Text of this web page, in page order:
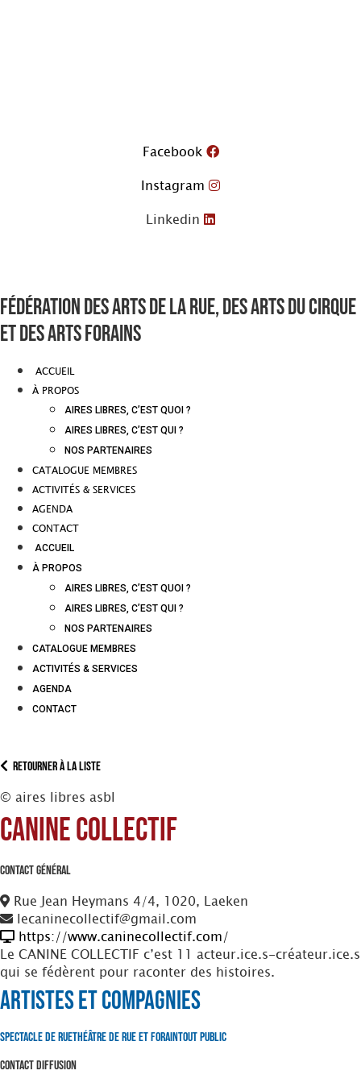
Facebook
Instagram
Linkedin
Fédération des arts de la rue, des arts du cirque
et des arts forains
ACCUEIL
À PROPOS
AIRES LIBRES, C’EST QUOI ?
AIRES LIBRES, C’EST QUI ?
NOS PARTENAIRES
CATALOGUE MEMBRES
ACTIVITÉS & SERVICES
AGENDA
CONTACT
ACCUEIL
À PROPOS
AIRES LIBRES, C’EST QUOI ?
AIRES LIBRES, C’EST QUI ?
NOS PARTENAIRES
CATALOGUE MEMBRES
ACTIVITÉS & SERVICES
AGENDA
CONTACT
Retourner à la liste
© aires libres asbl
Canine Collectif
Contact Général
Rue Jean Heymans 4/4, 1020, Laeken
lecaninecollectif@gmail.com
https://www.caninecollectif.com/
Le CANINE COLLECTIF c’est 11 acteur.ice.s-créateur.ice.s
qui se fédèrent pour raconter des histoires.
Artistes et Compagnies
Spectacle de RueThéâtre de Rue et ForainTout Public
Contact Diffusion